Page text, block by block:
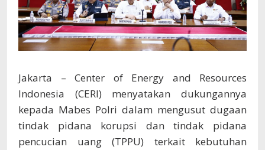
Jakarta – Center of Energy and Resources
Indonesia (CERI) menyatakan dukungannya
kepada Mabes Polri dalam mengusut dugaan
tindak pidana korupsi dan tindak pidana
pencucian uang (TPPU) terkait kebutuhan